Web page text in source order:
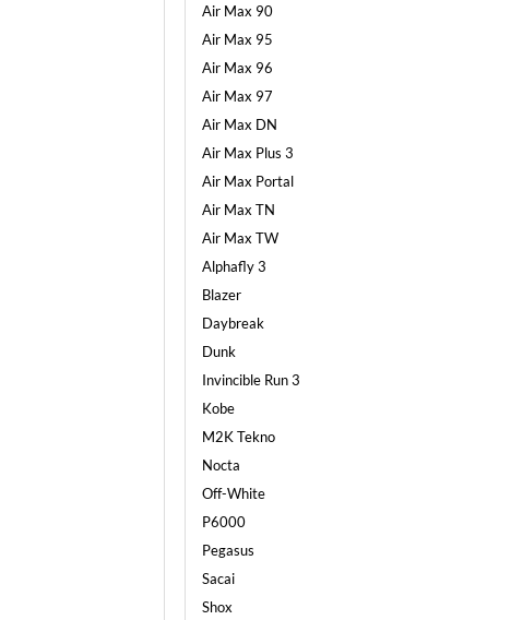
Air Max 90
Air Max 95
Air Max 96
Air Max 97
Air Max DN
Air Max Plus 3
Air Max Portal
Air Max TN
Air Max TW
Alphafly 3
Blazer
Daybreak
Dunk
Invincible Run 3
Kobe
M2K Tekno
Nocta
Off-White
P6000
Pegasus
Sacai
Shox